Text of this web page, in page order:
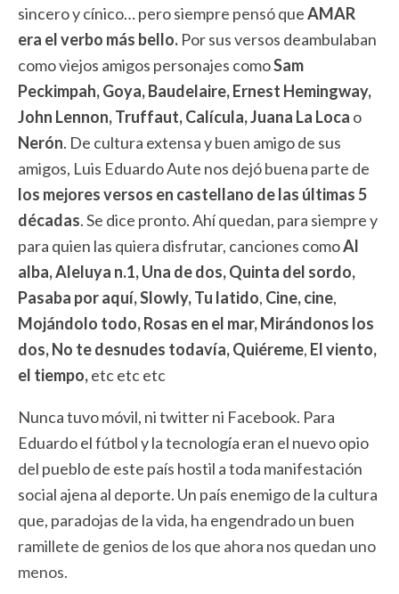
sincero y cínico… pero siempre pensó queAMAR
era el verbo más bello. Por sus versos deambulaban
como viejos amigos personajes comoSam
Peckimpah, Goya, Baudelaire, Ernest Hemingway,
John Lennon, Truffaut, Calícula, Juana La Loca o
Nerón. De cultura extensa y buen amigo de sus
amigos, Luis Eduardo Aute nos dejó buena parte de
los mejores versos en castellano de las últimas 5
décadas. Se dice pronto. Ahí quedan, para siempre y
para quien las quiera disfrutar, canciones comoAl
alba, Aleluya n.1, Una de dos, Quinta del sordo,
Pasaba por aquí, Slowly, Tu latido, Cine, cine,
Mojándolo todo, Rosas en el mar, Mirándonos los
dos, No te desnudes todavía, Quiéreme, El viento,
el tiempo,etc etc etc
Nunca tuvo móvil, ni twitter ni Facebook. Para
Eduardo el fútbol y la tecnología eran el nuevo opio
del pueblo de este país hostil a toda manifestación
social ajena al deporte. Un país enemigo de la cultura
que, paradojas de la vida, ha engendrado un buen
ramillete de genios de los que ahora nos quedan uno
menos.